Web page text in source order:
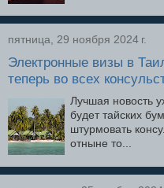
пятница, 29 ноября 2024 г.
Электронные визы в
теперь во всех
Лучшая новость
будет тайских
штурмовать
отныне то...